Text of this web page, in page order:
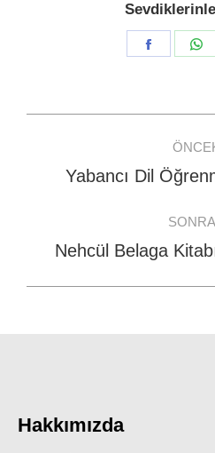
Share
navigation
Yabancı Dil
Nehcül Belaga
Hakkımızda